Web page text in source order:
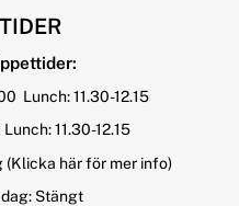
Lunch: 11.30-12.15
11.30-12.15
(Klicka här för mer info)
Stängt